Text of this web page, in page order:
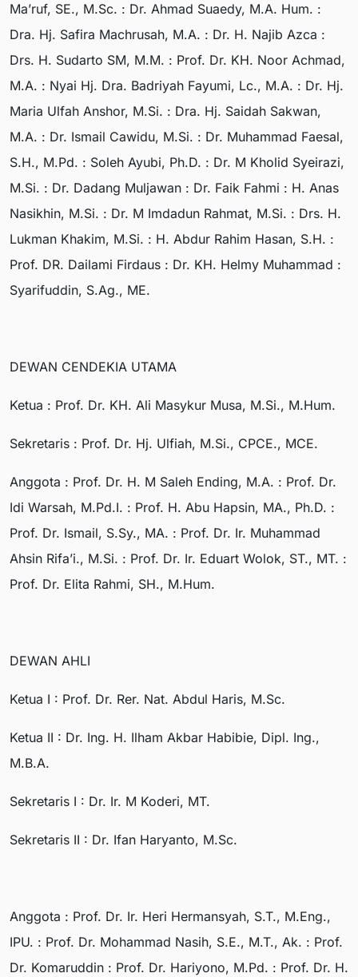
Ma’ruf, SE., M.Sc. : Dr. Ahmad Suaedy, M.A. Hum. :
Dra. Hj. Safira Machrusah, M.A. : Dr. H. Najib Azca :
Drs. H. Sudarto SM, M.M. : Prof. Dr. KH. Noor Achmad,
M.A. : Nyai Hj. Dra. Badriyah Fayumi, Lc., M.A. : Dr. Hj.
Maria Ulfah Anshor, M.Si. : Dra. Hj. Saidah Sakwan,
M.A. : Dr. Ismail Cawidu, M.Si. : Dr. Muhammad Faesal,
S.H., M.Pd. : Soleh Ayubi, Ph.D. : Dr. M Kholid Syeirazi,
M.Si. : Dr. Dadang Muljawan : Dr. Faik Fahmi : H. Anas
Nasikhin, M.Si. : Dr. M Imdadun Rahmat, M.Si. : Drs. H.
Lukman Khakim, M.Si. : H. Abdur Rahim Hasan, S.H. :
Prof. DR. Dailami Firdaus : Dr. KH. Helmy Muhammad :
Syarifuddin, S.Ag., ME.
DEWAN CENDEKIA UTAMA
Ketua : Prof. Dr. KH. Ali Masykur Musa, M.Si., M.Hum.
Sekretaris : Prof. Dr. Hj. Ulfiah, M.Si., CPCE., MCE.
Anggota : Prof. Dr. H. M Saleh Ending, M.A. : Prof. Dr.
Idi Warsah, M.Pd.I. : Prof. H. Abu Hapsin, MA., Ph.D. :
Prof. Dr. Ismail, S.Sy., MA. : Prof. Dr. Ir. Muhammad
Ahsin Rifa’i., M.Si. : Prof. Dr. Ir. Eduart Wolok, ST., MT. :
Prof. Dr. Elita Rahmi, SH., M.Hum.
DEWAN AHLI
Ketua I : Prof. Dr. Rer. Nat. Abdul Haris, M.Sc.
Ketua II : Dr. Ing. H. Ilham Akbar Habibie, Dipl. Ing.,
M.B.A.
Sekretaris I : Dr. Ir. M Koderi, MT.
Sekretaris II : Dr. Ifan Haryanto, M.Sc.
Anggota : Prof. Dr. Ir. Heri Hermansyah, S.T., M.Eng.,
IPU. : Prof. Dr. Mohammad Nasih, S.E., M.T., Ak. : Prof.
Dr. Komaruddin : Prof. Dr. Hariyono, M.Pd. : Prof. Dr. H.